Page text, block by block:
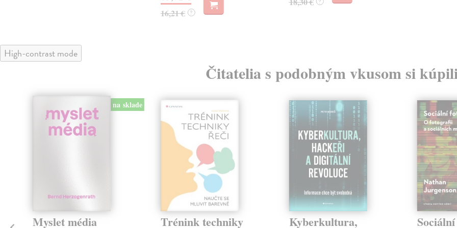
16,21 € ?
High-contrast mode
Čitatelia s podobným vkusom si
na sklade
Myslet média Trénink techniky Kyberkultura,